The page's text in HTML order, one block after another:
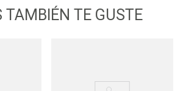
TAMBIÉN TE GUSTE